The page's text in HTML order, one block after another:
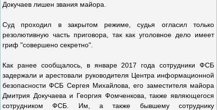
Докучаев лишен звания майора.
Суд проходил в закрытом режиме, судья огласил только
резолютивную часть приговора, так как уголовное дело имеет
гриф "совершено секретно".
Как ранее сообщалось, в январе 2017 года сотрудники ФСБ
задержали и арестовали руководителя Центра информационной
безопасности ФСБ Сергея Михайлова, его заместителя майора
Дмитрия Докучаева и Георгия Фомченкова, также являющегося
сотрудником ФСБ. Им, а также бывшему сотруднику